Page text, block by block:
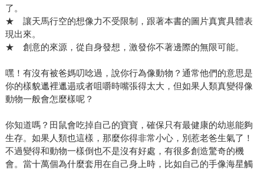
了。
★ 讓天馬行空的想像力不受限制，跟著本書的圖片真實具體表
現出來。
★ 創意的來源，從自身發想，激發你不著邊際的無限可能。
嘿！有沒有被爸媽叨唸過，說你行為像動物？通常他們的意思是
你的樣貌邋裡邋遢或者咀嚼時嘴張得太大，但如果人類真變得像
動物一般會怎麼樣呢？
你知道嗎？田鼠會吃掉自己的寶寶，確保只有最健康的幼崽能夠
生存。如果人類也這樣，那麼你得非常小心，別惹老爸生氣了！
不過變得和動物一樣倒也不是沒有好處，有很多創造驚奇的機
會。當十萬個為什麼套用在自己身上時，比如自己的手像海星觸